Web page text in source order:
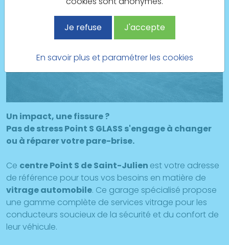
Retour à la liste des actualités
Un impact, une fissure ?
Pas de stress Point S GLASS s'engage à changer
ou à réparer votre pare-brise.
Ce centre Point S de Saint-Julien est votre adresse
de référence pour tous vos besoins en matière de
vitrage automobile. Ce garage spécialisé propose
une gamme complète de services vitrage pour les
conducteurs soucieux de la sécurité et du confort de
leur véhicule.
Je refuse J'accepte
En savoir plus et paramétrer les cookies